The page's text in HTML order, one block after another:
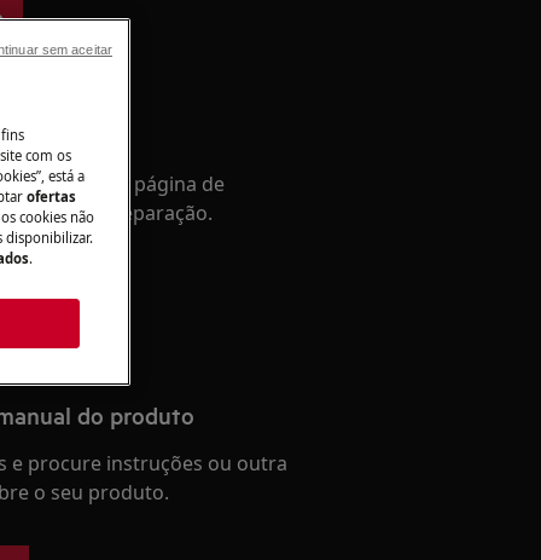
à nossa página de
reserve a reparação.
do produto
e procure instruções ou outra
o seu produto.
com os
está a
ofertas
cookies não
disponibilizar.
.
sem aceitar